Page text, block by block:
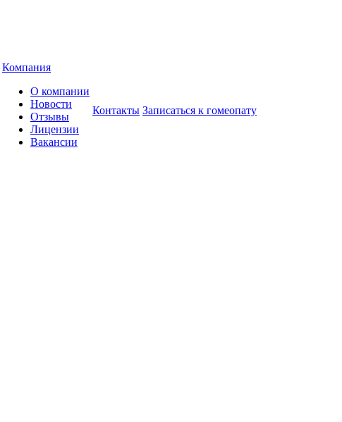
Компания
О компании
Новости
Отзывы
Лицензии
Вакансии
Контакты Записаться к гомеопату